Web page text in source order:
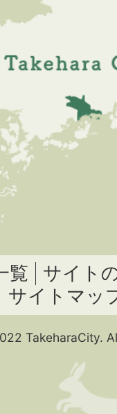
覧
サイト
サイトマッ
TakeharaCity.